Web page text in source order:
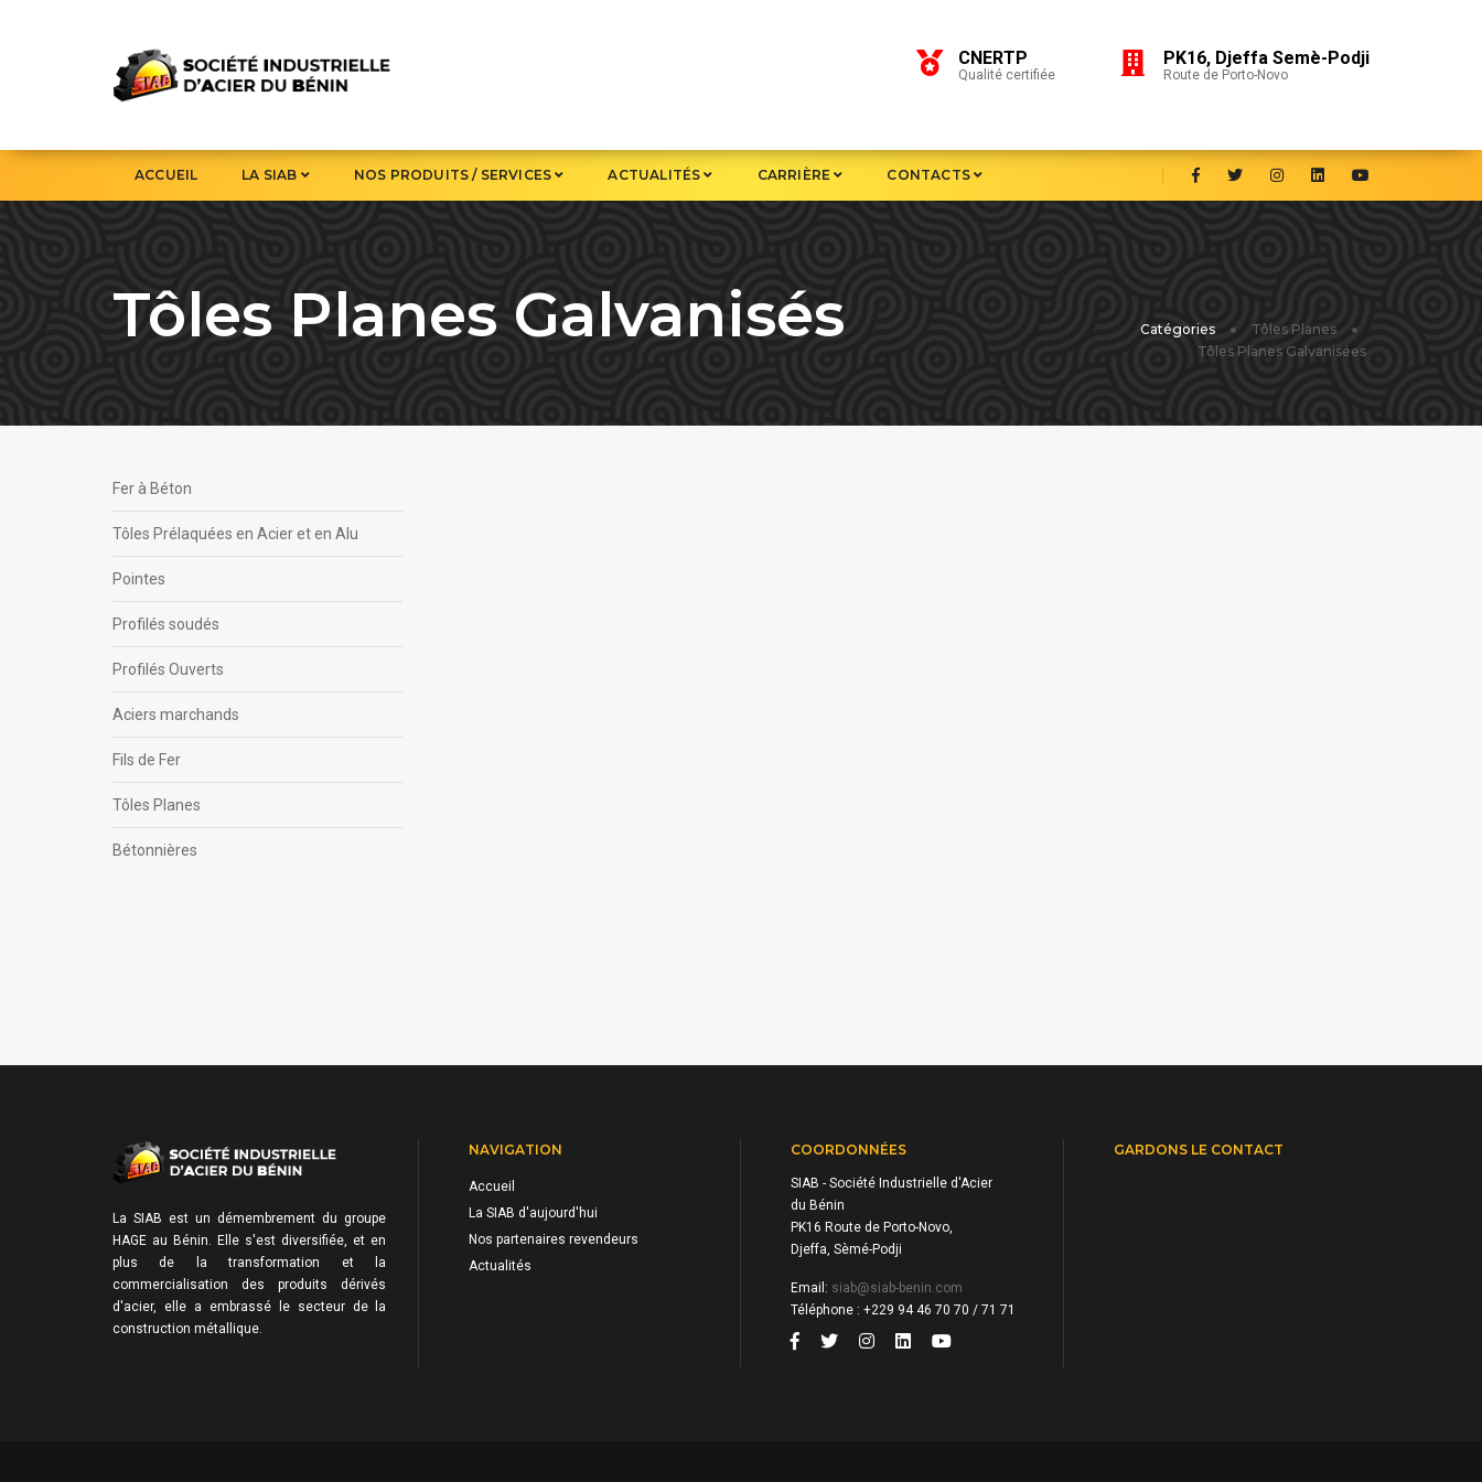
CNERTP
Qualité certifiée
PK16, Djeffa Semè-Podji
Route de Porto-Novo
ACCUEIL LA SIAB NOS PRODUITS / SERVICES ACTUALITÉS CARRIÈRE CONTACTS
Tôles Planes Galvanisés Catégories
Tôles Planes
Tôles Planes Galvanisées
Fer à Béton
Tôles Prélaquées en Acier et en Alu
Pointes
Profilés soudés
Profilés Ouverts
Aciers marchands
Fils de Fer
Tôles Planes
Bétonnières
La SIAB est un démembrement du groupe
HAGE au Bénin. Elle s'est diversifiée, et en
plus de la transformation et la
commercialisation des produits dérivés
d'acier, elle a embrassé le secteur de la
construction métallique.
NAVIGATION
Accueil
La SIAB d'aujourd'hui
Nos partenaires revendeurs
Actualités
COORDONNÉES
SIAB - Société Industrielle d'Acier
du Bénin
PK16 Route de Porto-Novo,
Djeffa, Sèmé-Podji
Email: siab@siab-benin.com
Téléphone : +229 94 46 70 70 / 71 71
GARDONS LE CONTACT